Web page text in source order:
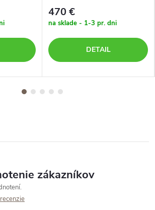
470 €
na sklade - 1-3 pr. dni
DETAIL
zákazníkov